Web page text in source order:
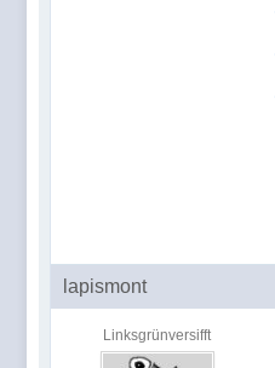
lapismont
Linksgrünversifft